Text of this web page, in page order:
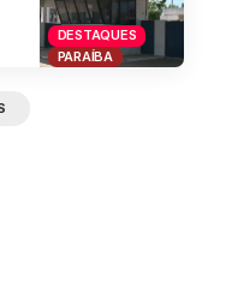
DESTAQUES
PARAÍBA